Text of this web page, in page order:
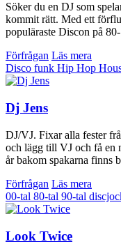
Söker du en DJ som
kommit rätt. Med ett
populäraste Discon på
Förfrågan Läs mera
Disco funk Hip Hop
Dj Jens
DJ/VJ. Fixar alla fester
och lägg till VJ och få en
år bakom spakarna finns
Förfrågan Läs mera
00-tal 80-tal 90-tal
Look Twice